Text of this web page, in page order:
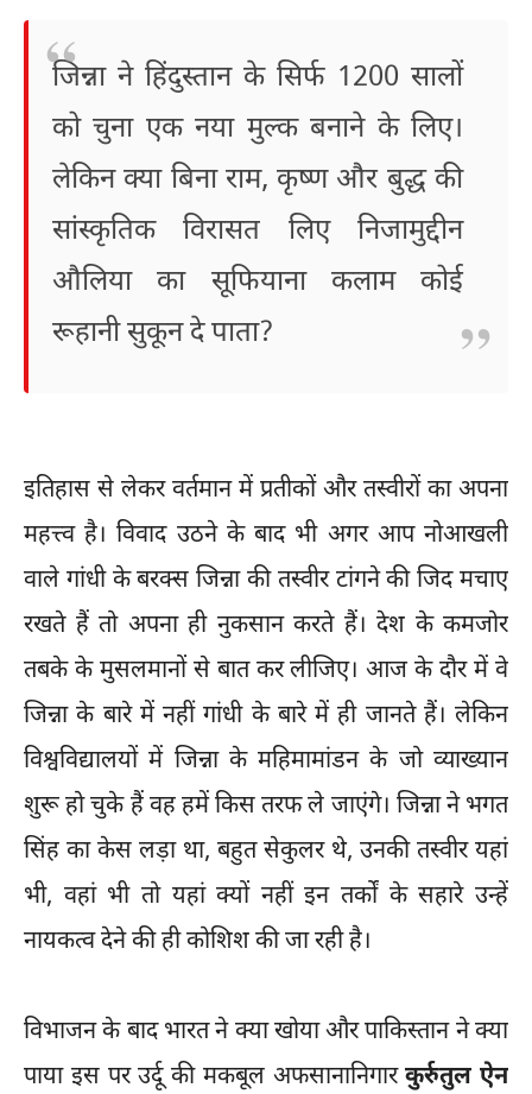
जिन्ना ने हिंदुस्तान के सिर्फ 1200 सालों
को चुना एक नया मुल्क बनाने के लिए।
लेकिन क्या बिना राम, कृष्ण और बुद्ध की
सांस्कृतिक विरासत लिए निजामुद्दीन
औलिया का सूफियाना कलाम कोई
रूहानी सुकून दे पाता?
इतिहास से लेकर वर्तमान में प्रतीकों और तस्वीरों का अपना
महत्त्व है। विवाद उठने के बाद भी अगर आप नोआखली
वाले गांधी के बरक्स जिन्ना की तस्वीर टांगने की जिद मचाए
रखते हैं तो अपना ही नुकसान करते हैं। देश के कमजोर
तबके के मुसलमानों से बात कर लीजिए। आज के दौर में वे
जिन्ना के बारे में नहीं गांधी के बारे में ही जानते हैं। लेकिन
विश्वविद्यालयों में जिन्ना के महिमामांडन के जो व्याख्यान
शुरू हो चुके हैं वह हमें किस तरफ ले जाएंगे। जिन्ना ने भगत
सिंह का केस लड़ा था, बहुत सेकुलर थे, उनकी तस्वीर यहां
भी, वहां भी तो यहां क्यों नहीं इन तर्कों के सहारे उन्हें
नायकत्व देने की ही कोशिश की जा रही है।
विभाजन के बाद भारत ने क्या खोया और पाकिस्तान ने क्या
पाया इस पर उर्दू की मकबूल अफसानानिगारकुर्रुतुल ऐन